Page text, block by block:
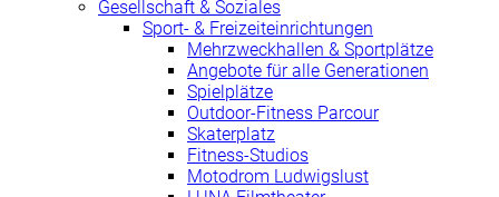
Gesellschaft & Soziales
Sport- & Freizeiteinrichtungen
Mehrzweckhallen & Sportplätze
Angebote für alle Generationen
Spielplätze
Outdoor-Fitness Parcour
Skaterplatz
Fitness-Studios
Motodrom Ludwigslust